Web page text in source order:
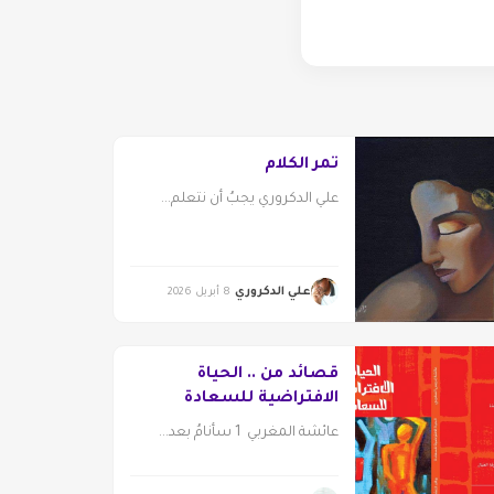
تمر الكلام
علي الدكروري يجبُ أن نتعلم...
علي الدكروري 8 أبريل 2026
قصائد من .. الحياة
الافتراضية للسعادة
عائشة المغربي 1 سأنامُ بعد...